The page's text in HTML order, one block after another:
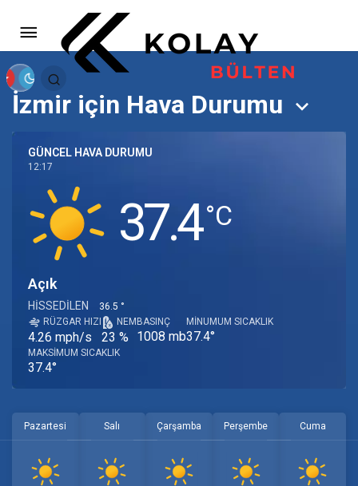
İzmir için Hava Durumu
GÜNCEL HAVA DURUMU
12:17
37.4‎°C
Açık
HISSEDILEN
36.5 °
RÜZGAR HIZI
4.26 mph/s
NEM
23 %
BASINÇ
1008 mb
MINUMUM SICAKLIK
37.4°
MAKSIMUM SICAKLIK
37.4°
Pazartesi Salı Çarşamba Perşembe Cuma